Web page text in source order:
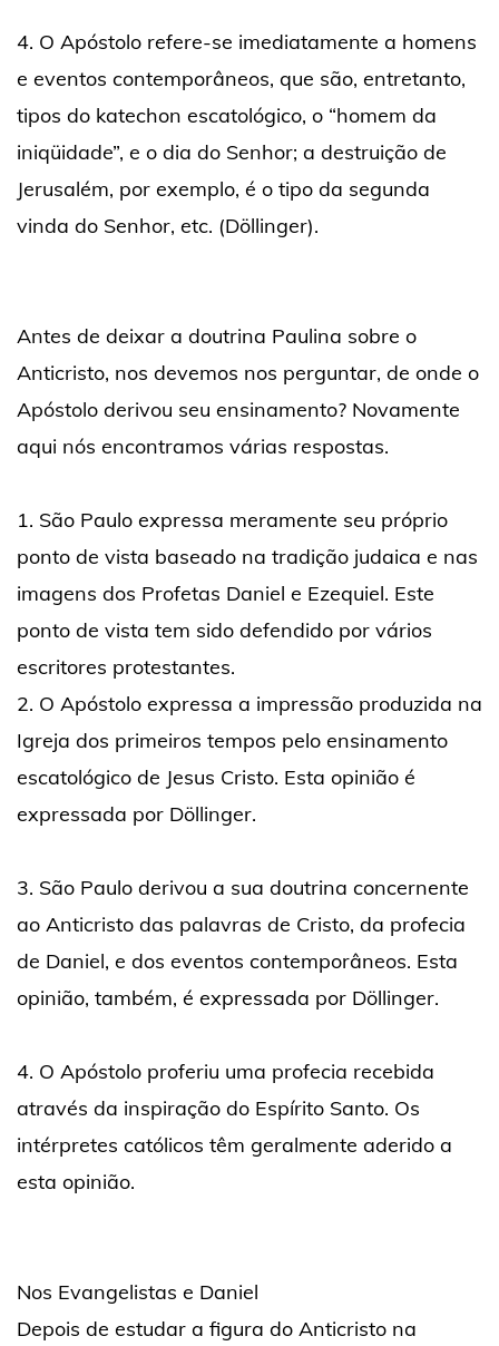
4. O Apóstolo refere-se imediatamente a homens
e eventos contemporâneos, que são, entretanto,
tipos do katechon escatológico, o “homem da
iniqüidade”, e o dia do Senhor; a destruição de
Jerusalém, por exemplo, é o tipo da segunda
vinda do Senhor, etc. (Döllinger).
Antes de deixar a doutrina Paulina sobre o
Anticristo, nos devemos nos perguntar, de onde o
Apóstolo derivou seu ensinamento? Novamente
aqui nós encontramos várias respostas.
1. São Paulo expressa meramente seu próprio
ponto de vista baseado na tradição judaica e nas
imagens dos Profetas Daniel e Ezequiel. Este
ponto de vista tem sido defendido por vários
escritores protestantes.
2. O Apóstolo expressa a impressão produzida na
Igreja dos primeiros tempos pelo ensinamento
escatológico de Jesus Cristo. Esta opinião é
expressada por Döllinger.
3. São Paulo derivou a sua doutrina concernente
ao Anticristo das palavras de Cristo, da profecia
de Daniel, e dos eventos contemporâneos. Esta
opinião, também, é expressada por Döllinger.
4. O Apóstolo proferiu uma profecia recebida
através da inspiração do Espírito Santo. Os
intérpretes católicos têm geralmente aderido a
esta opinião.
Nos Evangelistas e Daniel
Depois de estudar a figura do Anticristo na